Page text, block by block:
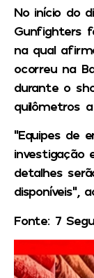
No início do
Gunfighters
na qual
ocorreu na
durante o
quilômetros
“Equipes de
investigação
detalhes
disponíveis”,
Fonte: 7